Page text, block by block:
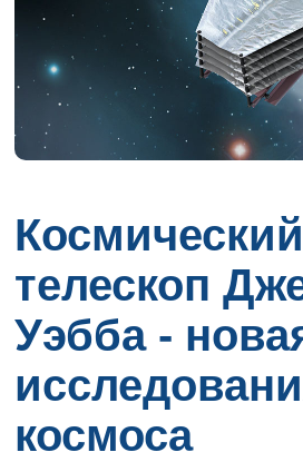
Космический
телескоп
Уэбба -
космоса